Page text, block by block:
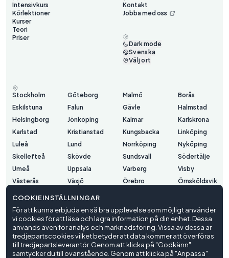
Intensivkurs
Körlektioner
Kurser
Teori
Priser
Kontakt
Jobba med oss
Dark mode
Svenska
Välj ort
Stockholm Göteborg Malmö
Borås
Eskilstuna
Falun Gävle
Halmstad
Helsingborg
Jönköping Kalmar
Karlskrona
Karlstad
Kristianstad Kungsbacka
Linköping
Luleå
Lund Norrköping
Nyköping
Skellefteå
Skövde Sundsvall
Södertälje
Umeå
Uppsala Varberg
Visby
Västerås
Växjö Örebro
Örnsköldsvik
Användarvillkor
Integritetspolicy
Cookieinställningar
COOKIEINSTÄLLNINGAR
För att kunna erbjuda en så bra upplevelse som möjligt använder
vi cookies för att läsa och lagra information på din enhet. Dessa
används även för analys och marknadsföring. Vissa av dessa är
tredjepartscookies vilket betyder att data kommer att överföras
till tredjepartsleverantör. Genom att klicka på "Godkänn"
samtycker du till ovanstående. Genom att klicka på "Anpassa"
© Trafiko2026